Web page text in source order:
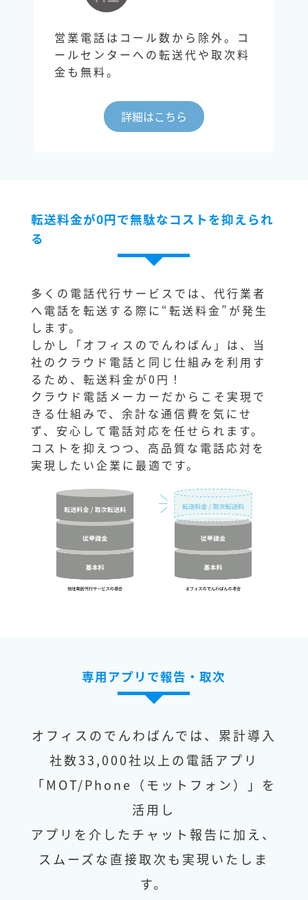
営業電話はコール数から除外。コ
ールセンターへの転送代や取次料
金も無料。
詳細はこちら
転送料金が0円で無駄なコストを抑えられ
る
多くの電話代行サービスでは、代行業者
へ電話を転送する際に“転送料金”が発生
します。
しかし「オフィスのでんわばん」は、当
社のクラウド電話と同じ仕組みを利用す
るため、転送料金が0円！
クラウド電話メーカーだからこそ実現で
きる仕組みで、余計な通信費を気にせ
ず、安心して電話対応を任せられます。
コストを抑えつつ、高品質な電話応対を
実現したい企業に最適です。
専用アプリで報告・取次
オフィスのでんわばんでは、累計導入
社数33,000社以上の電話アプリ
「MOT/Phone（モットフォン）」を
活用し
アプリを介したチャット報告に加え、
スムーズな直接取次も実現いたしま
す。